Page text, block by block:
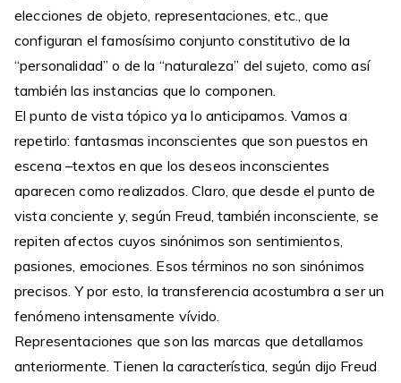
elecciones de objeto, representaciones, etc., que
configuran el famosísimo conjunto constitutivo de la
“personalidad” o de la “naturaleza” del sujeto, como así
también las instancias que lo componen.
El punto de vista tópico ya lo anticipamos. Vamos a
repetirlo: fantasmas inconscientes que son puestos en
escena –textos en que los deseos inconscientes
aparecen como realizados. Claro, que desde el punto de
vista conciente y, según Freud, también inconsciente, se
repiten afectos cuyos sinónimos son sentimientos,
pasiones, emociones. Esos términos no son sinónimos
precisos. Y por esto, la transferencia acostumbra a ser un
fenómeno intensamente vívido.
Representaciones que son las marcas que detallamos
anteriormente. Tienen la característica, según dijo Freud